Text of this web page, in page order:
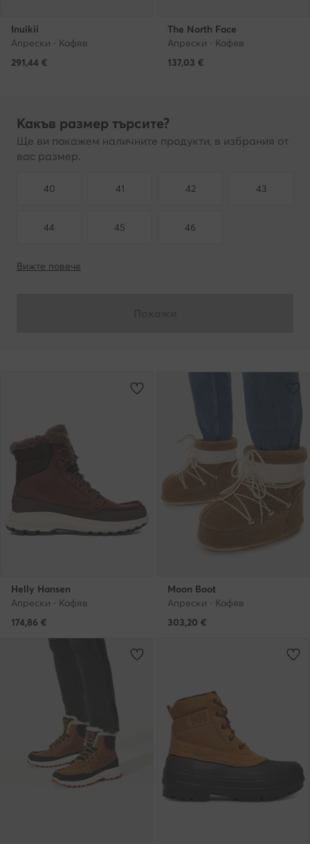
Inuikii
Апрески · Кафяв
291,44 €
The North Face
Апрески · Кафяв
137,03 €
Какъв размер търсите?
Ще ви покажем наличните продукти, в избрания от
вас размер.
40 41 42 43
44 45 46
Вижте повече
Helly Hansen
Апрески · Кафяв
174,86 €
Moon Boot
Апрески · Кафяв
303,20 €